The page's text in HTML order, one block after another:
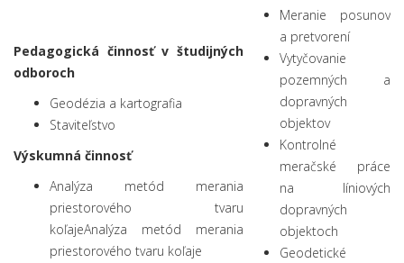
Pedagogická činnosť v študijných
odboroch
Geodézia a kartografia
Staviteľstvo
Výskumná činnosť
Analýza metód merania
priestorového tvaru
koľajeAnalýza metód merania
priestorového tvaru koľaje
Meranie posunov
a pretvorení
Vytyčovanie
pozemných a
dopravných
objektov
Kontrolné
meračské práce
na líniových
dopravných
objektoch
Geodetické